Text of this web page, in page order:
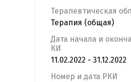
Терапевтическая
Терапия (общая)
Дата начала и
КИ
11.02.2022 - 31.12.2022
Номер и дата РКИ